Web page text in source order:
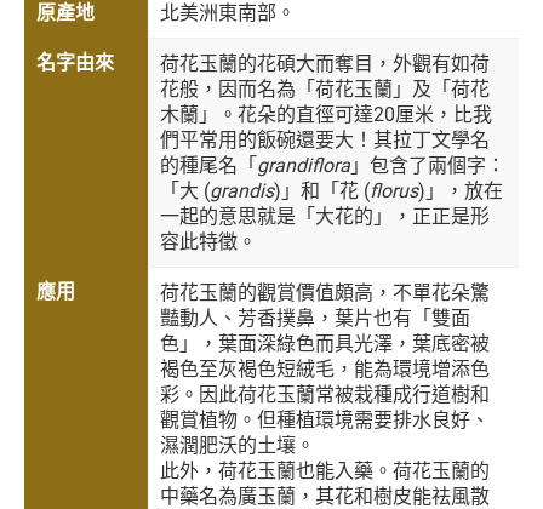
原產地 北美洲東南部。
名字由來
荷花玉蘭的花碩大而奪目，外觀有如荷
花般，因而名為「荷花玉蘭」及「荷花
木蘭」。花朵的直徑可達20厘米，比我
們平常用的飯碗還要大！其拉丁文學名
的種尾名「 grandiflora 」包含了兩個字：
「大 (grandis)」和「花 (florus)」，放在
一起的意思就是「大花的」，正正是形
容此特徵。
應用
荷花玉蘭的觀賞價值頗高，不單花朵驚
豔動人、芳香撲鼻，葉片也有「雙面
色」，葉面深綠色而具光澤，葉底密被
褐色至灰褐色短絨毛，能為環境增添色
彩。因此荷花玉蘭常被栽種成行道樹和
觀賞植物。但種植環境需要排水良好、
濕潤肥沃的土壤。
此外，荷花玉蘭也能入藥。荷花玉蘭的
中藥名為廣玉蘭，其花和樹皮能祛風散